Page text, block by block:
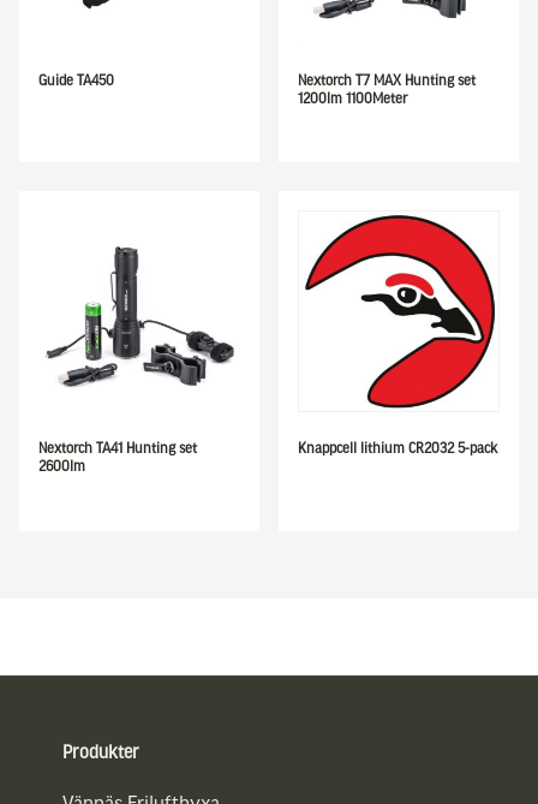
Guide TA450
Nextorch T7 MAX Hunting set
1200lm 1100Meter
Nextorch TA41 Hunting set
2600lm
Knappcell lithium CR2032 5-pack
Produkter